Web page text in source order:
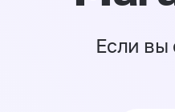
Если вы